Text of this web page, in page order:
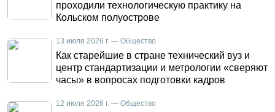
проходили технологическую практику на
Кольском полуострове
13 июля 2026 г. — Общество
Как старейшие в стране технический вуз и
центр стандартизации и метрологии «сверяют
часы» в вопросах подготовки кадров
12 июля 2026 г. — Общество